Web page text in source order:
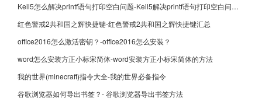
Keil5怎么解决printf语句打印空白问题-Keil5解决printf语句打印空白问题的方法
红色警戒2共和国之辉快捷键-红色警戒2共和国之辉快捷键汇总
office2016怎么激活密钥？-office2016怎么安装？
word怎么安装方正小标宋简体-word安装方正小标宋简体的方法
我的世界(minecraft)指令大全-我的世界必备指令
谷歌浏览器如何导出书签？- 谷歌浏览器导出书签方法